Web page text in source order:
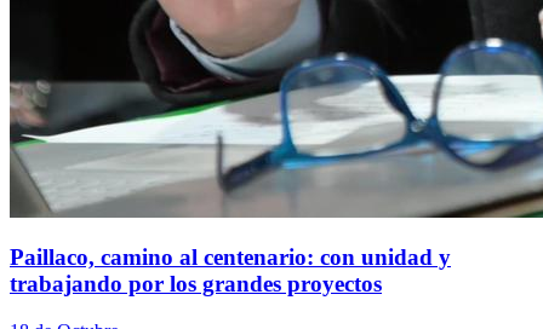
Paillaco, camino al centenario: con unidad y
trabajando por los grandes proyectos